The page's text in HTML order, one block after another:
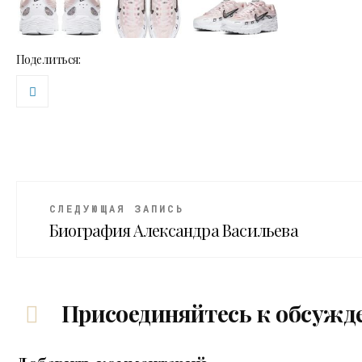
Поделиться:
СЛЕДУЮЩАЯ ЗАПИСЬ
Биография Александра Васильева
Присоединяйтесь к